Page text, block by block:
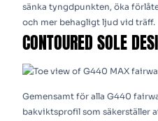
sänka tyngdpunkten, öka
och mer behagligt ljud vid träff.
CONTOURED SOLE
Gemensamt för alla G440
bakviktsprofil som säkerställer